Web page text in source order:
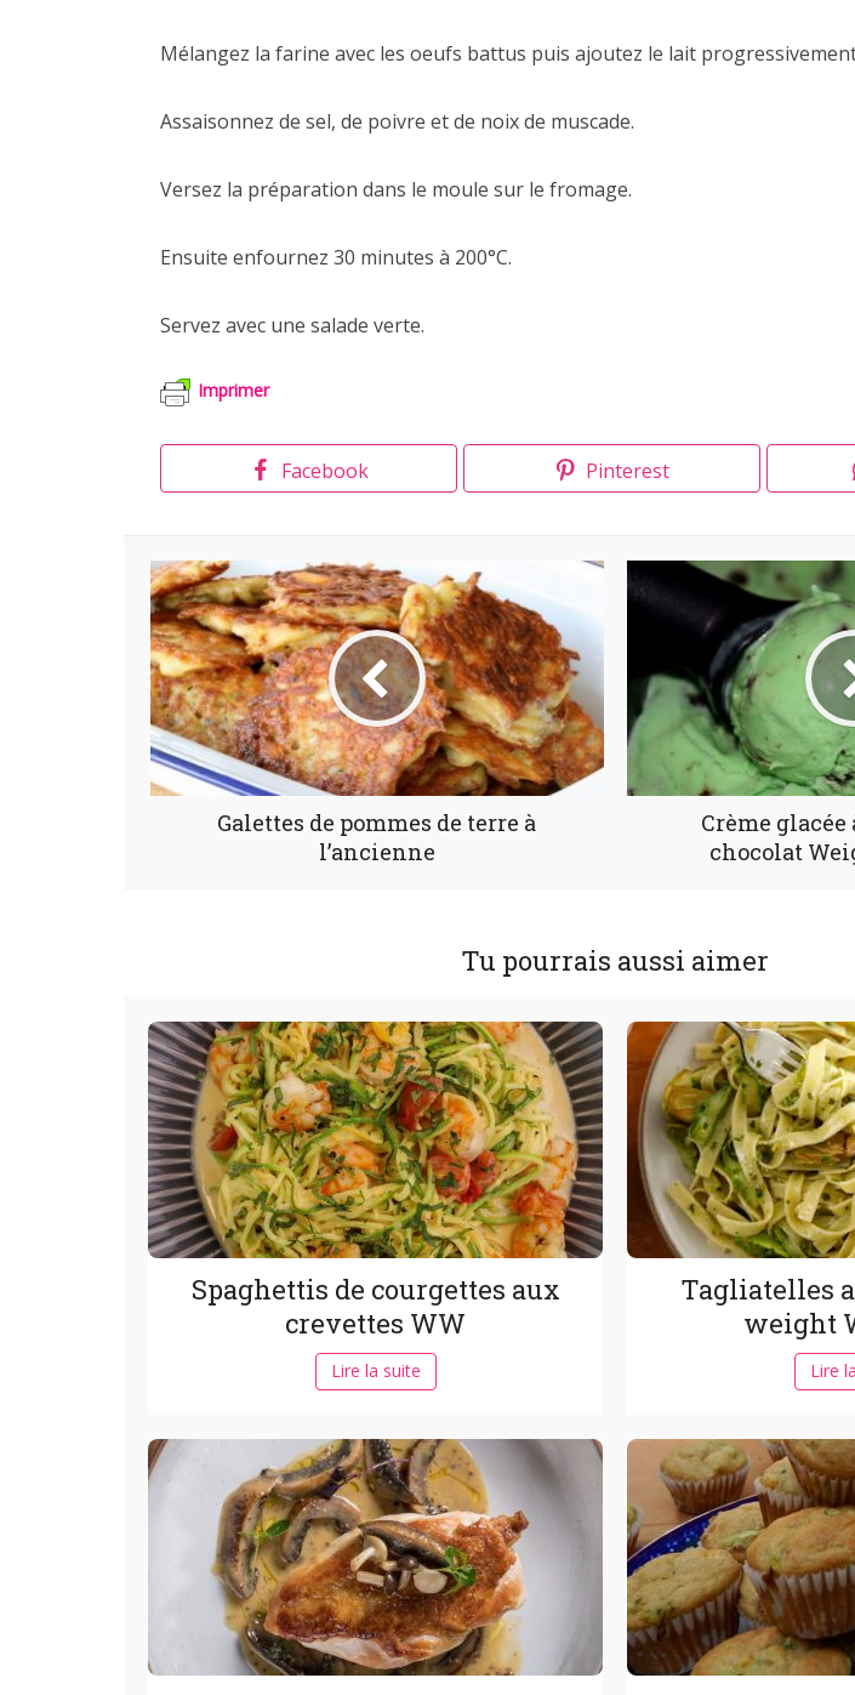
Mélangez la farine avec les oeufs battus puis ajoutez le lait
Assaisonnez de sel, de poivre et de noix de muscade.
Versez la préparation dans le moule sur le fromage.
Ensuite enfournez 30 minutes à 200°C.
Servez avec une salade verte.
Imprimer
Facebook Pinterest
Galettes de pommes de terre à
l’ancienne
Crème
chocolat
Tu pourrais aussi aimer
Spaghettis de courgettes aux
crevettes WW
Lire la suite
Tagliatelles
weight
Lire